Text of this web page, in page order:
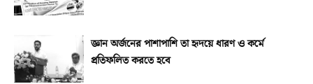
জ্ঞান অর্জনের পাশাপাশি তা হৃদয়ে ধারণ ও কর্মে
প্রতিফলিত করতে হবে